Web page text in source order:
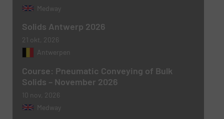
Medway
Solids Antwerp 2026
21 okt, 2026
Antwerpen
Course: Pneumatic Conveying of Bulk
Solids – November 2026
10 nov, 2026
Medway